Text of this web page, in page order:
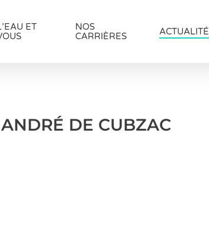
ET
NOS
CARRIÈRES
ACTUALITÉ
DE CUBZAC